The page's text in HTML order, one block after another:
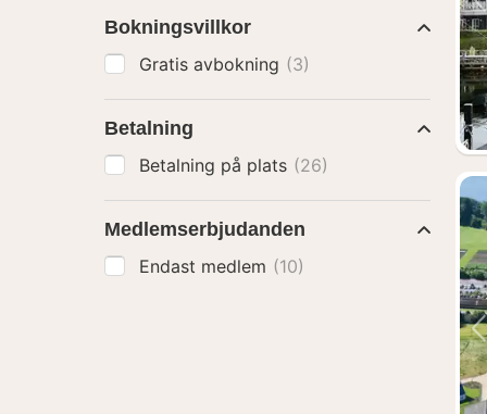
Bokningsvillkor
Gratis avbokning (3)
Betalning
Betalning på plats (26)
Medlemserbjudanden
Endast medlem (10)